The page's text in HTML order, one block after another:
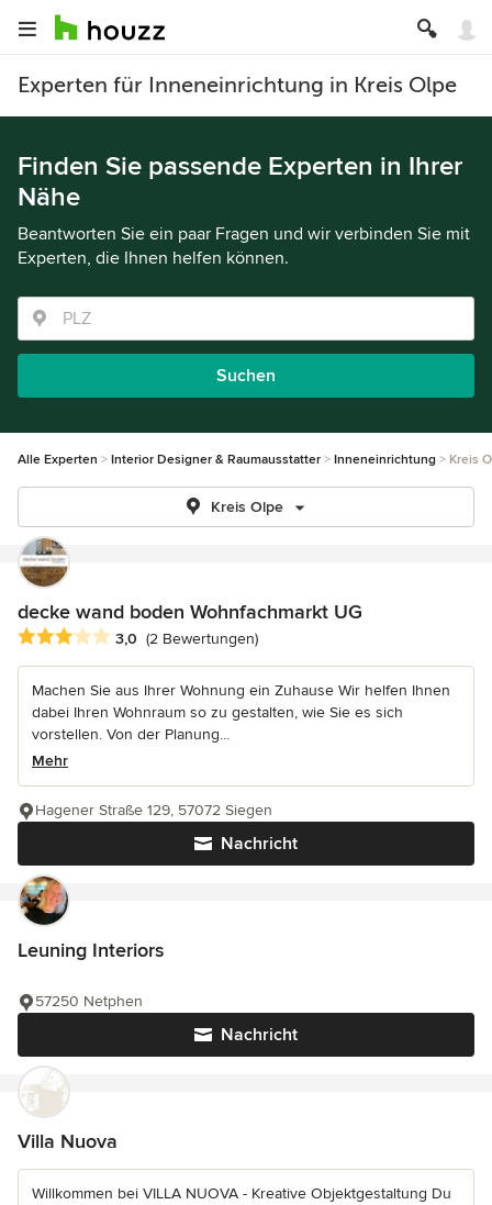
Experten für Inneneinrichtung in Kreis Olpe
Finden Sie passende Experten in Ihrer
Nähe
Beantworten Sie ein paar Fragen und wir verbinden Sie mit
Experten, die Ihnen helfen können.
Suchen
Alle Experten Interior Designer & Raumausstatter Inneneinrichtung Kreis
Kreis Olpe
decke wand boden Wohnfachmarkt UG
Durchschnittliche Bewertung: 3 von 5 Sternen
3,0 (2 Bewertungen)
Machen Sie aus Ihrer Wohnung ein Zuhause Wir helfen Ihnen
dabei Ihren Wohnraum so zu gestalten, wie Sie es sich
vorstellen. Von der Planung...
Mehr
Nachricht
Hagener Straße 129, 57072 Siegen
Leuning Interiors
Nachricht
57250 Netphen
Villa Nuova
Willkommen bei VILLA NUOVA - Kreative Objektgestaltung Du